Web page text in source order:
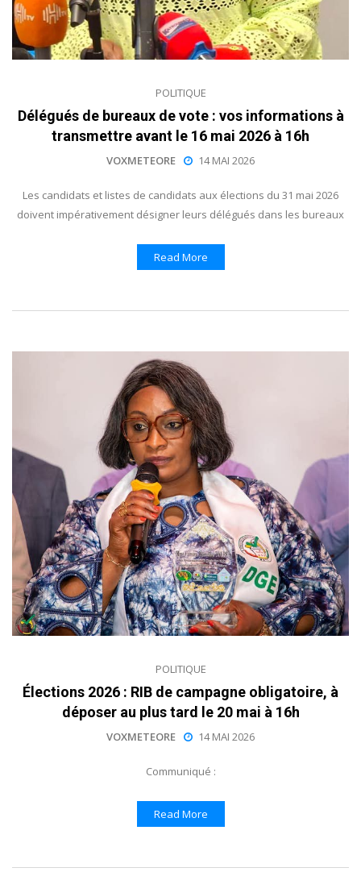
POLITIQUE
Délégués de bureaux de vote : vos informations à
transmettre avant le 16 mai 2026 à 16h
VOXMETEORE 14 MAI 2026
Les candidats et listes de candidats aux élections du 31 mai 2026
doivent impérativement désigner leurs délégués dans les bureaux
Read More
POLITIQUE
Élections 2026 : RIB de campagne obligatoire, à
déposer au plus tard le 20 mai à 16h
VOXMETEORE 14 MAI 2026
Communiqué :
Read More